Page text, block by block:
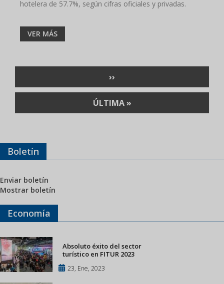
hotelera de 57.7%, según cifras oficiales y privadas.
VER MÁS
SIGUIENTE
PÁGINA
››
ÚLTIMA
PÁGINA
ÚLTIMA »
Boletín
Enviar boletín
Mostrar boletín
Economía
Absoluto éxito del sector
turístico en FITUR 2023
23, Ene, 2023